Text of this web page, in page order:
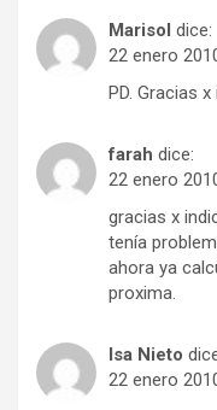
Marisol dice:
22 enero
PD. Gracias
farah dice:
22 enero
gracias x
tenía
ahora ya
proxima.
Isa Nieto
22 enero